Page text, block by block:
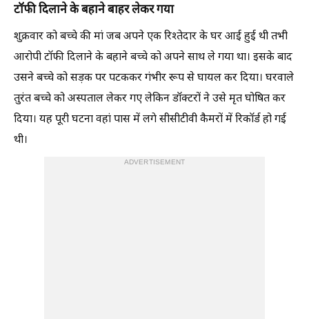
टॉफी दिलाने के बहाने बाहर लेकर गया
शुक्रवार को बच्चे की मां जब अपने एक रिश्तेदार के घर आई हुई थी तभी
आरोपी टॉफी दिलाने के बहाने बच्चे को अपने साथ ले गया था। इसके बाद
उसने बच्चे को सड़क पर पटककर गंभीर रूप से घायल कर दिया। घरवाले
तुरंत बच्चे को अस्पताल लेकर गए लेकिन डॉक्टरों ने उसे मृत घोषित कर
दिया। यह पूरी घटना वहां पास में लगे सीसीटीवी कैमरों में रिकॉर्ड हो गई
थी।
ADVERTISEMENT